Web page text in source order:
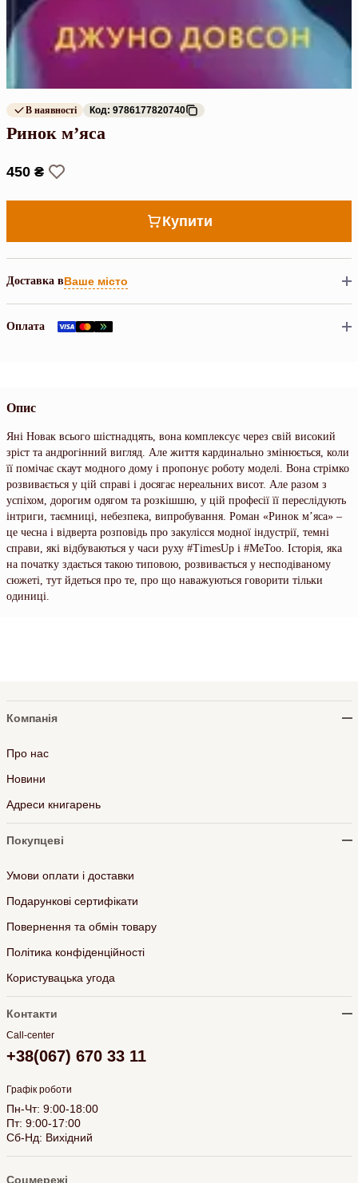
В наявності Код: 9786177820740
Ринок м’яса
450 ₴
Купити
Доставка вВаше місто
Оплата
Опис
Яні Новак всього шістнадцять, вона комплексує через свій високий
зріст та андрогінний вигляд. Але життя кардинально змінюється, коли
її помічає скаут модного дому і пропонує роботу моделі. Вона стрімко
розвивається у цій справі і досягає нереальних висот. Але разом з
успіхом, дорогим одягом та розкішшю, у цій професії її переслідують
інтриги, таємниці, небезпека, випробування. Роман «Ринок м’яса» –
це чесна і відверта розповідь про закулісся модної індустрії, темні
справи, які відбуваються у часи руху #TimesUp і #MeToo. Історія, яка
на початку здається такою типовою, розвивається у несподіваному
сюжеті, тут йдеться про те, про що наважуються говорити тільки
одиниці.
Компанія
Про нас
Новини
Адреси книгарень
Покупцеві
Умови оплати і доставки
Подарункові сертифікати
Повернення та обмін товару
Політика конфіденційності
Користувацька угода
Контакти
Call-center
+38(067) 670 33 11
Графік роботи
Пн-Чт: 9:00-18:00
Пт: 9:00-17:00
Сб-Нд: Вихідний
Соцмережі